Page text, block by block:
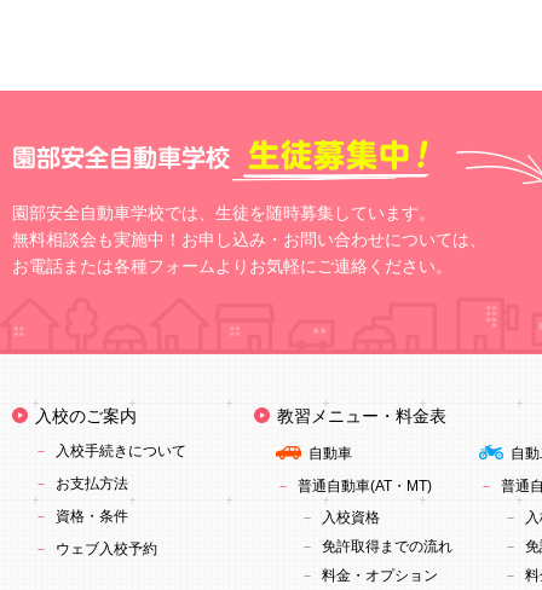
園部安全自動車学校では、生徒を随時募集しています。
無料相談会も実施中！お申し込み・お問い合わせについては、
お電話または各種フォームよりお気軽にご連絡ください。
入校のご案内
入校手続きについて
お支払方法
資格・条件
ウェブ入校予約
教習メニュー・料金表
自動車
普通自動車(AT・MT)
入校資格
免許取得までの流れ
料金・オプション
自
普通